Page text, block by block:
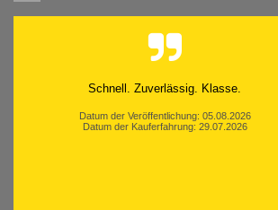
Moinsen, hat alles super geklappt. Danke ans
Datum der Veröffentlichung: 05.08.2026